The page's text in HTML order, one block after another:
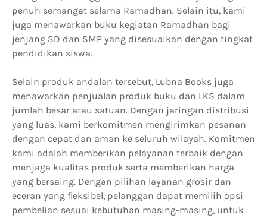
penuh semangat selama Ramadhan. Selain itu, kami
juga menawarkan buku kegiatan Ramadhan bagi
jenjang SD dan SMP yang disesuaikan dengan tingkat
pendidikan siswa.
Selain produk andalan tersebut, Lubna Books juga
menawarkan penjualan produk buku dan LKS dalam
jumlah besar atau satuan. Dengan jaringan distribusi
yang luas, kami berkomitmen mengirimkan pesanan
dengan cepat dan aman ke seluruh wilayah. Komitmen
kami adalah memberikan pelayanan terbaik dengan
menjaga kualitas produk serta memberikan harga
yang bersaing. Dengan pilihan layanan grosir dan
eceran yang fleksibel, pelanggan dapat memilih opsi
pembelian sesuai kebutuhan masing-masing, untuk